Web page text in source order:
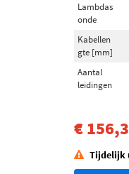
Lambdas
onde
Kabellen
gte [mm]
Aantal
leidingen
€
Tijdelijk